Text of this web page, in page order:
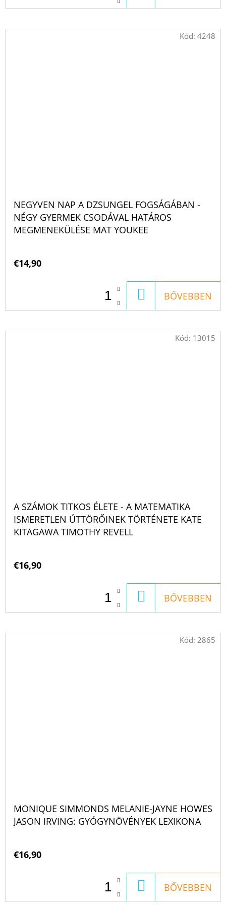
NEGYVEN NAP A DZSUNGEL FOGSÁGÁBAN -
NÉGY GYERMEK CSODÁVAL HATÁROS
MEGMENEKÜLÉSE MAT YOUKEE
€14,90
KOSÁRBA
BŐVEBBEN
Kód: 4248
A SZÁMOK TITKOS ÉLETE - A MATEMATIKA
ISMERETLEN ÚTTÖRŐINEK TÖRTÉNETE KATE
KITAGAWA TIMOTHY REVELL
€16,90
KOSÁRBA
BŐVEBBEN
Kód: 13015
MONIQUE SIMMONDS MELANIE-JAYNE HOWES
JASON IRVING: GYÓGYNÖVÉNYEK LEXIKONA
€16,90
KOSÁRBA
BŐVEBBEN
Kód: 2865